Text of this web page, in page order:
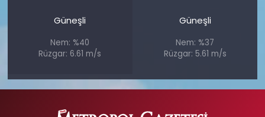
Güneşli
Nem: %40
Rüzgar: 6.61 m/s
Güneşli
Nem: %37
Rüzgar: 5.61 m/s